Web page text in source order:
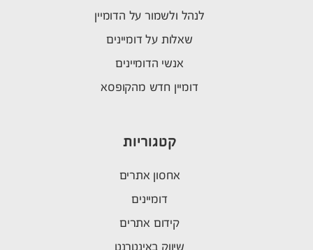
לנהל ולשמור על הדומיין
שאלות על דומיינים
אנשי הדומיינים
דומיין חדש מהקופסא
קטגוריות
אחסון אתרים
דומיינים
קידום אתרים
שיווק באינטרנט